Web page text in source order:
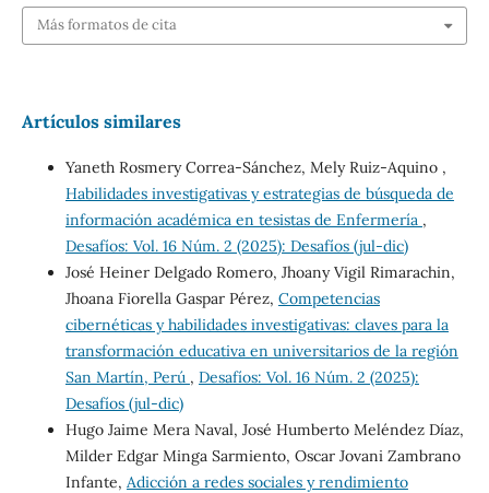
Más formatos de cita
Artículos similares
Yaneth Rosmery Correa-Sánchez, Mely Ruiz-Aquino ,
Habilidades investigativas y estrategias de búsqueda de
información académica en tesistas de Enfermería ,
Desafíos: Vol. 16 Núm. 2 (2025): Desafíos (jul-dic)
José Heiner Delgado Romero, Jhoany Vigil Rimarachin,
Jhoana Fiorella Gaspar Pérez, Competencias
cibernéticas y habilidades investigativas: claves para la
transformación educativa en universitarios de la región
San Martín, Perú , Desafíos: Vol. 16 Núm. 2 (2025):
Desafíos (jul-dic)
Hugo Jaime Mera Naval, José Humberto Meléndez Díaz,
Milder Edgar Minga Sarmiento, Oscar Jovani Zambrano
Infante, Adicción a redes sociales y rendimiento